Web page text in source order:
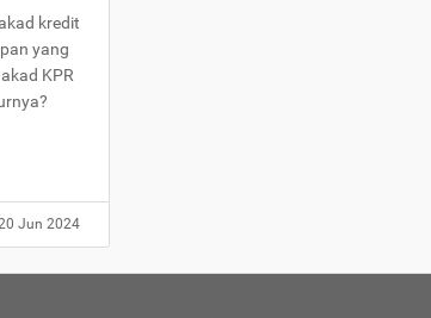
kredit
yang
KPR
Jun 2024